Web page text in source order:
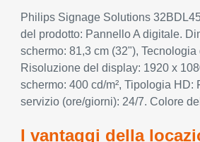
Philips Signage Solutions
del prodotto: Pannello A digitale.
schermo: 81,3 cm (32"), Tecnologia
Risoluzione del display: 1920 x
schermo: 400 cd/m², Tipologia HD:
servizio (ore/giorni): 24/7. Colore
I vantaggi della